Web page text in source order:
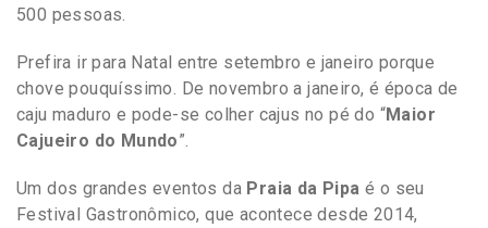
500 pessoas.
Prefira ir para Natal entre setembro e janeiro porque
chove pouquíssimo. De novembro a janeiro, é época de
caju maduro e pode-se colher cajus no pé do “Maior
Cajueiro do Mundo”.
Um dos grandes eventos da Praia da Pipa é o seu
Festival Gastronômico, que acontece desde 2014,